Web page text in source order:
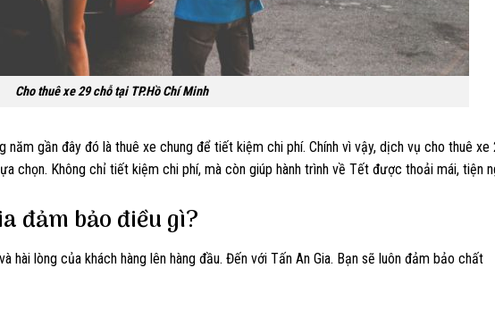
Cho thuê xe 29 chỗ tại TP.Hồ Chí Minh
gần đây đó là thuê xe chung để tiết kiệm chi phí. Chính vì vậy, dịch vụ cho thuê xe
chọn. Không chỉ tiết kiệm chi phí, mà còn giúp hành trình về Tết được thoải mái, tiện
đảm bảo điều gì?
hài lòng của khách hàng lên hàng đầu. Đến với Tấn An Gia. Bạn sẽ luôn đảm bảo chất